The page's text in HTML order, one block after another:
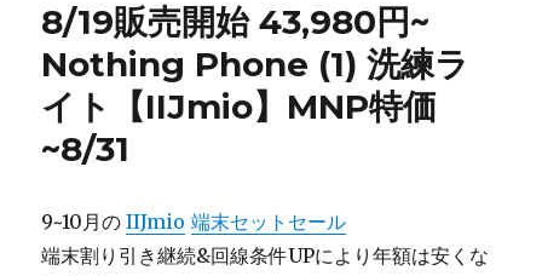
8/19販売開始 43,980円~
Nothing Phone (1) 洗練ラ
イト【IIJmio】MNP特価
~8/31
9~10月のIIJmio 端末セットセール
端末割り引き継続&回線条件UPにより年額は安くな